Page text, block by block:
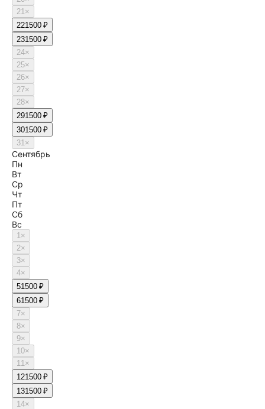
21×
221500 ₽
231500 ₽
24×
25×
26×
27×
28×
291500 ₽
301500 ₽
31×
Сентябрь
Пн
Вт
Ср
Чт
Пт
Сб
Вс
1×
2×
3×
4×
51500 ₽
61500 ₽
7×
8×
9×
10×
11×
121500 ₽
131500 ₽
14×